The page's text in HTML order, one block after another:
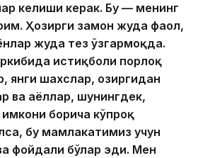
келиши керак. Бу — менинг
Ҳозирги замон жуда фаол,
жуда тез ўзгармоқда.
истиқболи порлоқ
янги шахслар, ҳозиргидан
ва аёллар, шунингдек,
имкони борича кўпроқ
бу мамлакатимиз учун
фойдали бўлар эди. Мен